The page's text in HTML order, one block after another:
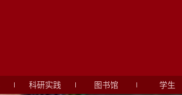
科研实践 图书馆 学生